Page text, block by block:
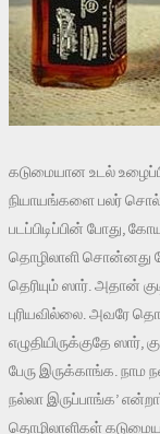
கடுமையான உடல்
நியாயங்களை பலர்
படப்பிடிப்பின் போது,
தொழிலாளி சொன்னது
தெரியும் ஸார். அதான்
புரியவில்லை. அவரே
எழுதியிருக்குதே ஸார்,
பேரு இருக்காங்க.
நல்லா இருப்பாங்க’
தொழிலாளிகள்